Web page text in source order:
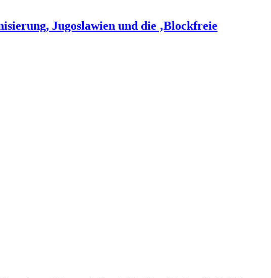
Jugoslawien und die ‚Blockfreie